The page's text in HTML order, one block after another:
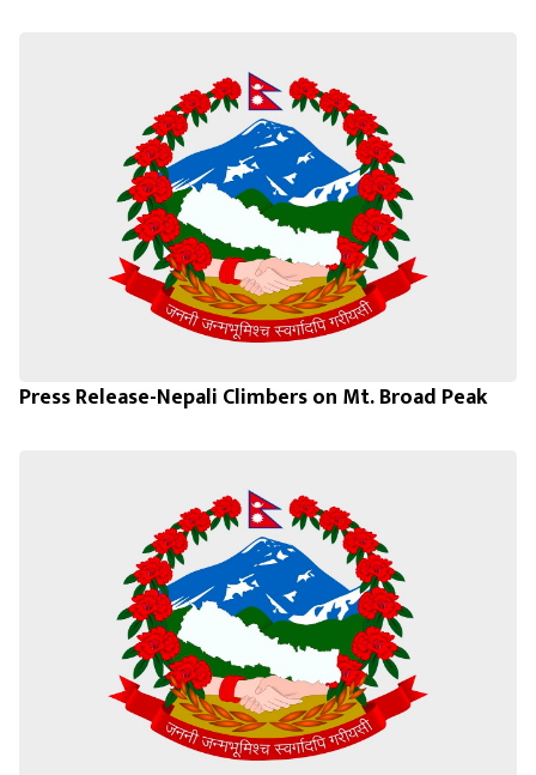
Press Release-Nepali Climbers on Mt. Broad Peak